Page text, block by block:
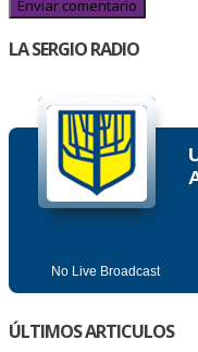
LA SERGIO RADIO
ÚLTIMOS ARTICULOS